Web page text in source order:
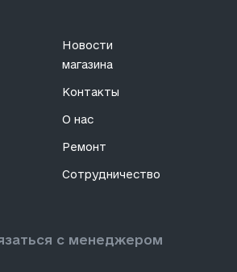
с менеджером
Новости
магазина
Контакты
О нас
Ремонт
Сотрудничество